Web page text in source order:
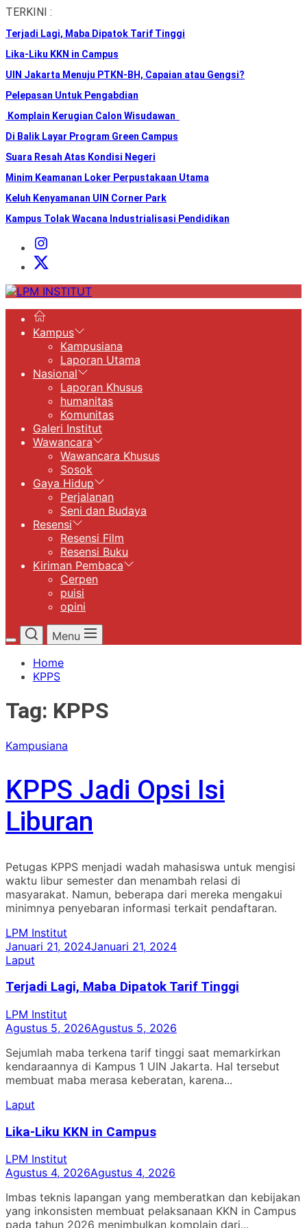
Skip
the
content
TERKINI :
Terjadi Lagi, Maba Dipatok Tarif Tinggi
Lika-Liku KKN in Campus
UIN Jakarta Menuju PTKN-BH, Capaian atau Gengsi?
Pelepasan Untuk Pengabdian
Komplain Kerugian Calon Wisudawan
Di Balik Layar Program Green Campus
Suara Resah Atas Kondisi Negeri
Minim Keamanan Loker Perpustakaan Utama
Keluh Kenyamanan UIN Corner Park
Kampus Tolak Wacana Industrialisasi Pendidikan
Instagram
Institut
X
LPM
Kampus
Kampusiana
Laporan Utama
Nasional
Laporan Khusus
humanitas
Komunitas
Galeri Institut
Wawancara
Wawancara Khusus
Sosok
Gaya Hidup
Perjalanan
Seni dan Budaya
Resensi
Resensi Film
Resensi Buku
Kiriman Pembaca
Cerpen
puisi
opini
Menu
Home
KPPS
Tag: KPPS
Kampusiana
KPPS Jadi Opsi Isi
Liburan
Petugas KPPS menjadi wadah mahasiswa untuk mengisi
waktu libur semester dan menambah relasi di
masyarakat. Namun, beberapa dari mereka mengakui
minimnya penyebaran informasi terkait pendaftaran.
LPM Institut
Januari 21, 2024Januari 21, 2024
Laput
Terjadi Lagi, Maba Dipatok Tarif Tinggi
LPM Institut
Agustus 5, 2026Agustus 5, 2026
Sejumlah maba terkena tarif tinggi saat memarkirkan
kendaraannya di Kampus 1 UIN Jakarta. Hal tersebut
membuat maba merasa keberatan, karena...
Laput
Lika-Liku KKN in Campus
LPM Institut
Agustus 4, 2026Agustus 4, 2026
Imbas teknis lapangan yang memberatkan dan kebijakan
yang inkonsisten membuat pelaksanaan KKN in Campus
pada tahun 2026 menimbulkan komplain dari...